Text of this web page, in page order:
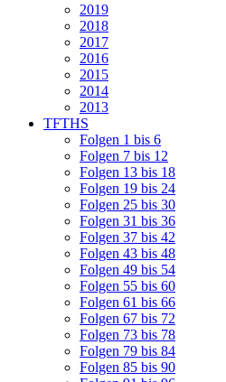
2019
2018
2017
2016
2015
2014
2013
TFTHS
Folgen 1 bis 6
Folgen 7 bis 12
Folgen 13 bis 18
Folgen 19 bis 24
Folgen 25 bis 30
Folgen 31 bis 36
Folgen 37 bis 42
Folgen 43 bis 48
Folgen 49 bis 54
Folgen 55 bis 60
Folgen 61 bis 66
Folgen 67 bis 72
Folgen 73 bis 78
Folgen 79 bis 84
Folgen 85 bis 90